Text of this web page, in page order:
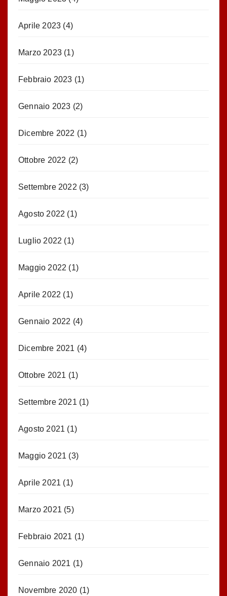
Aprile 2023 (4)
Marzo 2023 (1)
Febbraio 2023 (1)
Gennaio 2023 (2)
Dicembre 2022 (1)
Ottobre 2022 (2)
Settembre 2022 (3)
Agosto 2022 (1)
Luglio 2022 (1)
Maggio 2022 (1)
Aprile 2022 (1)
Gennaio 2022 (4)
Dicembre 2021 (4)
Ottobre 2021 (1)
Settembre 2021 (1)
Agosto 2021 (1)
Maggio 2021 (3)
Aprile 2021 (1)
Marzo 2021 (5)
Febbraio 2021 (1)
Gennaio 2021 (1)
Novembre 2020 (1)